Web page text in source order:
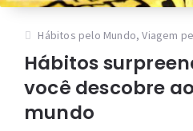
Hábitos pelo Mundo,Viagem
Hábitos
você descobre
mundo